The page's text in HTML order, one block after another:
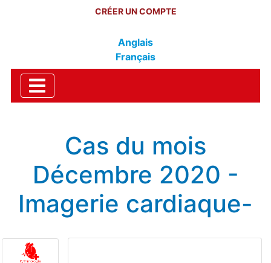
CRÉER UN COMPTE
Anglais
Français
Cas du mois
Décembre 2020 -
Imagerie cardiaque-